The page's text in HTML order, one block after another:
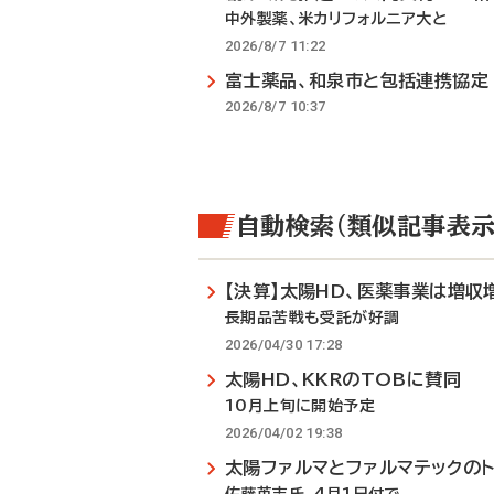
中外製薬、米カリフォルニア大と
2026/8/7 11:22
富士薬品、和泉市と包括連携協定
2026/8/7 10:37
自動検索（類似記事表示
【決算】太陽HD、医薬事業は増収
長期品苦戦も受託が好調
2026/04/30 17:28
太陽HD、KKRのTOBに賛同
10月上旬に開始予定
2026/04/02 19:38
太陽ファルマとファルマテックの